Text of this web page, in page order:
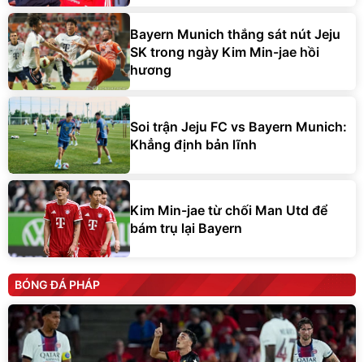
Bayern Munich thắng sát nút Jeju
SK trong ngày Kim Min-jae hồi
hương
Soi trận Jeju FC vs Bayern Munich:
Khẳng định bản lĩnh
Kim Min-jae từ chối Man Utd để
bám trụ lại Bayern
BÓNG ĐÁ PHÁP